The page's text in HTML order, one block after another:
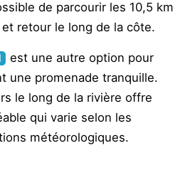
de parcourir les 10,5 km
et retour le long de la côte.
est une autre option pour
une promenade tranquille.
le long de la rivière offre
qui varie selon les
météorologiques.